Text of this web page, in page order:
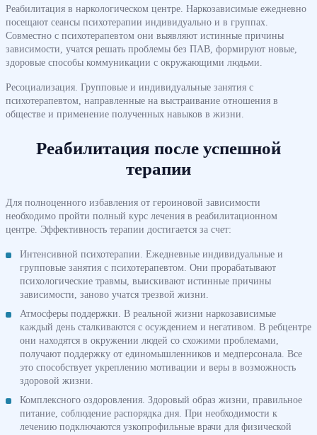
Реабилитация в наркологическом центре. Наркозависимые ежедневно
посещают сеансы психотерапии индивидуально и в группах.
Совместно с психотерапевтом они выявляют истинные причины
зависимости, учатся решать проблемы без ПАВ, формируют новые,
здоровые способы коммуникации с окружающими людьми.
Ресоциализация. Групповые и индивидуальные занятия с
психотерапевтом, направленные на выстраивание отношения в
обществе и применение полученных навыков в жизни.
Реабилитация после успешной
терапии
Для полноценного избавления от героиновой зависимости
необходимо пройти полный курс лечения в реабилитационном
центре. Эффективность терапии достигается за счет:
Интенсивной психотерапии. Ежедневные индивидуальные и
групповые занятия с психотерапевтом. Они прорабатывают
психологические травмы, выискивают истинные причины
зависимости, заново учатся трезвой жизни.
Атмосферы поддержки. В реальной жизни наркозависимые
каждый день сталкиваются с осуждением и негативом. В ребцентре
они находятся в окружении людей со схожими проблемами,
получают поддержку от единомышленников и медперсонала. Все
это способствует укреплению мотивации и веры в возможность
здоровой жизни.
Комплексного оздоровления. Здоровый образ жизни, правильное
питание, соблюдение распорядка дня. При необходимости к
лечению подключаются узкопрофильные врачи для физической